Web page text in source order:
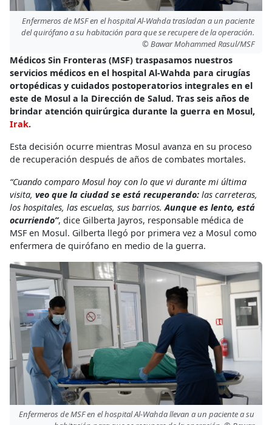
Enfermeros de MSF en el hospital Al-Wahda trasladan a un paciente
del quirófano a su habitación para que se recupere de la operación.
© Bawar Mohammed Rasul/MSF
Médicos Sin Fronteras (MSF) traspasamos nuestros
servicios médicos en el hospital Al-Wahda para cirugías
ortopédicas y cuidados postoperatorios integrales en el
este de Mosul a la Dirección de Salud. Tras seis años de
brindar atención quirúrgica durante la guerra en Mosul,
Irak.
Esta decisión ocurre mientras Mosul avanza en su proceso
de recuperación después de años de combates mortales.
“Cuando comparo Mosul hoy con lo que vi durante mi última
visita, veo que la ciudad se está recuperando: las carreteras,
los hospitales, las escuelas, sus barrios. Aunque es lento, está
ocurriendo”, dice Gilberta Jayros, responsable médica de
MSF en Mosul. Gilberta llegó por primera vez a Mosul como
enfermera de quirófano en medio de la guerra.
Enfermeros de MSF en el hospital Al-Wahda llevan a un paciente a su